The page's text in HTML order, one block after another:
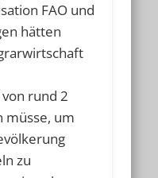
FAO und
hätten
rund 2
müsse, um
zu